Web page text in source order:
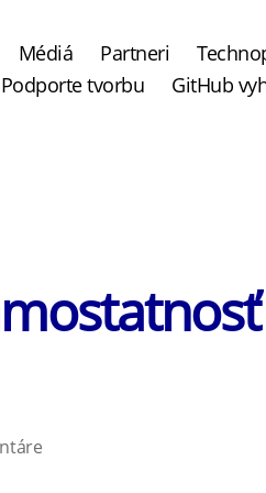
Médiá Partneri
Podporte tvorbu GitHub
na